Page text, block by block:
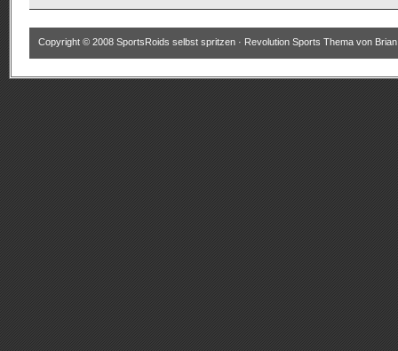
Copyright © 2008 SportsRoids selbst spritzen · Revolution Sports Thema von